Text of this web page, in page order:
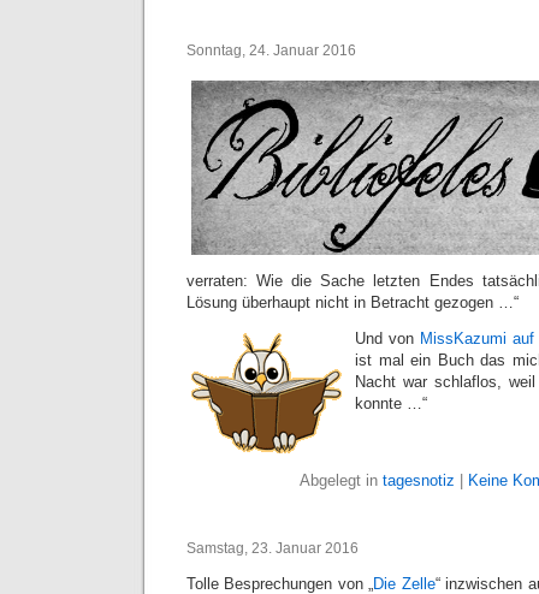
Sonntag, 24. Januar 2016
verraten: Wie die Sache letzten Endes
Lösung überhaupt nicht in Betracht gezogen …“
Und von MissKazumi auf
ist mal ein Buch das
Nacht war schlaflos,
konnte …“
Abgelegt in tagesnotiz Keine
Samstag, 23. Januar 2016
Tolle Besprechungen von „Die Zelle“ inzwischen